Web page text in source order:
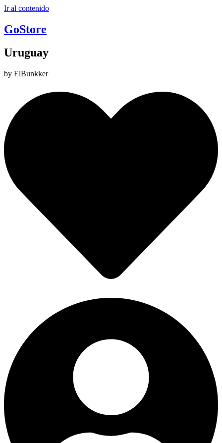
Ir al contenido
GoStore
Uruguay
by ElBunkker